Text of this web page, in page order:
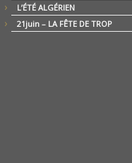
L’ÉTÉ ALGÉRIEN
21juin – LA FÊTE DE TROP